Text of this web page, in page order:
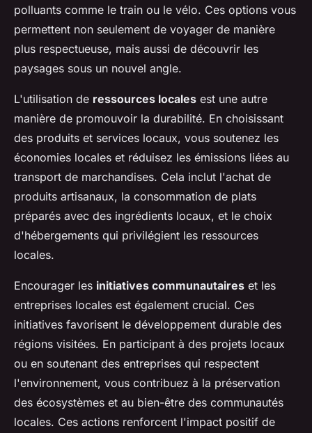
polluants comme le train ou le vélo. Ces options vous
permettent non seulement de voyager de manière
plus respectueuse, mais aussi de découvrir les
paysages sous un nouvel angle.
L'utilisation de ressources locales est une autre
manière de promouvoir la durabilité. En choisissant
des produits et services locaux, vous soutenez les
économies locales et réduisez les émissions liées au
transport de marchandises. Cela inclut l'achat de
produits artisanaux, la consommation de plats
préparés avec des ingrédients locaux, et le choix
d'hébergements qui privilégient les ressources
locales.
Encourager les initiatives communautaires et les
entreprises locales est également crucial. Ces
initiatives favorisent le développement durable des
régions visitées. En participant à des projets locaux
ou en soutenant des entreprises qui respectent
l'environnement, vous contribuez à la préservation
des écosystèmes et au bien-être des communautés
locales. Ces actions renforcent l'impact positif de